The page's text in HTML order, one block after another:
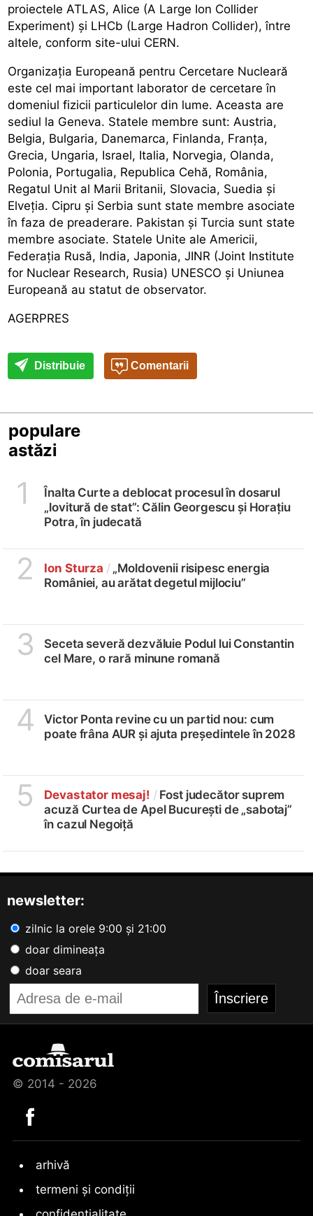
proiectele ATLAS, Alice (A Large Ion Collider
Experiment) și LHCb (Large Hadron Collider), între
altele, conform site-ului CERN.
Organizația Europeană pentru Cercetare Nucleară
este cel mai important laborator de cercetare în
domeniul fizicii particulelor din lume. Aceasta are
sediul la Geneva. Statele membre sunt: Austria,
Belgia, Bulgaria, Danemarca, Finlanda, Franța,
Grecia, Ungaria, Israel, Italia, Norvegia, Olanda,
Polonia, Portugalia, Republica Cehă, România,
Regatul Unit al Marii Britanii, Slovacia, Suedia și
Elveția. Cipru și Serbia sunt state membre asociate
în faza de preaderare. Pakistan și Turcia sunt state
membre asociate. Statele Unite ale Americii,
Federația Rusă, India, Japonia, JINR (Joint Institute
for Nuclear Research, Rusia) UNESCO și Uniunea
Europeană au statut de observator.
AGERPRES
Distribuie Comentarii
populare
astăzi
1
Înalta Curte a deblocat procesul în dosarul
„lovitură de stat”: Călin Georgescu și Horațiu
Potra, în judecată
2 Ion Sturza /„Moldovenii risipesc energia
României, au arătat degetul mijlociu”
3
Seceta severă dezvăluie Podul lui Constantin
cel Mare, o rară minune romană
4
Victor Ponta revine cu un partid nou: cum
poate frâna AUR și ajuta președintele în 2028
5 Devastator mesaj! / Fost judecător suprem
acuză Curtea de Apel București de „sabotaj”
în cazul Negoiță
newsletter:
zilnic la orele 9:00 și 21:00
doar dimineața
doar seara
© 2014 - 2026
arhivă
termeni și condiții